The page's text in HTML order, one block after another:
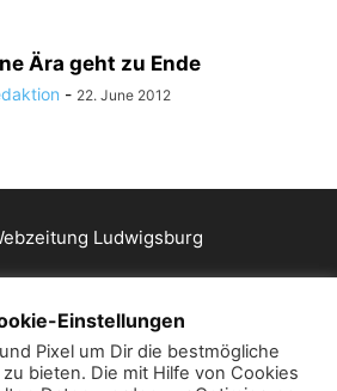
Ära geht zu Ende
- 22. June 2012
ÜBER UNS
uns:mail@die-webzeitung.de
Einstellungen
Pixel um Dir die bestmögliche
bieten. Die mit Hilfe von Cookies